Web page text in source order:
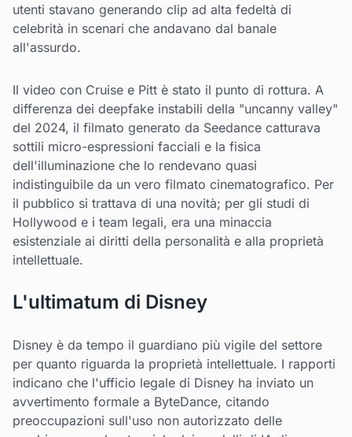
utenti stavano generando clip ad alta fedeltà di
celebrità in scenari che andavano dal banale
all'assurdo.
Il video con Cruise e Pitt è stato il punto di rottura. A
differenza dei deepfake instabili della "uncanny valley"
del 2024, il filmato generato da Seedance catturava
sottili micro-espressioni facciali e la fisica
dell'illuminazione che lo rendevano quasi
indistinguibile da un vero filmato cinematografico. Per
il pubblico si trattava di una novità; per gli studi di
Hollywood e i team legali, era una minaccia
esistenziale ai diritti della personalità e alla proprietà
intellettuale.
L'ultimatum di Disney
Disney è da tempo il guardiano più vigile del settore
per quanto riguarda la proprietà intellettuale. I rapporti
indicano che l'ufficio legale di Disney ha inviato un
avvertimento formale a ByteDance, citando
preoccupazioni sull'uso non autorizzato delle